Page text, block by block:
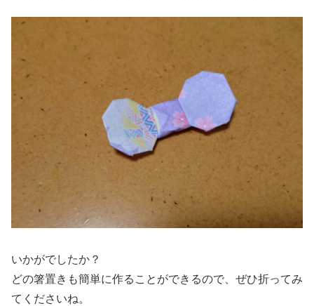
いかがでしたか？
どの箸置きも簡単に作ることができるので、ぜひ折ってみ
てくださいね。